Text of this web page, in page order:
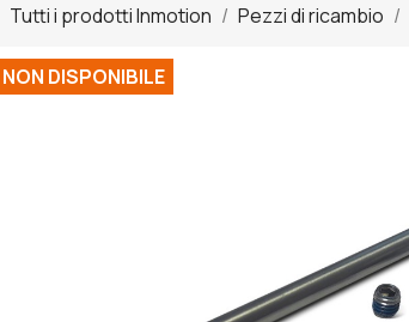
Tutti i prodotti Inmotion Pezzi di ricambio
NON DISPONIBILE